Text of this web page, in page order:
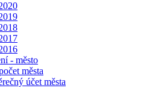
- město
města
účet města